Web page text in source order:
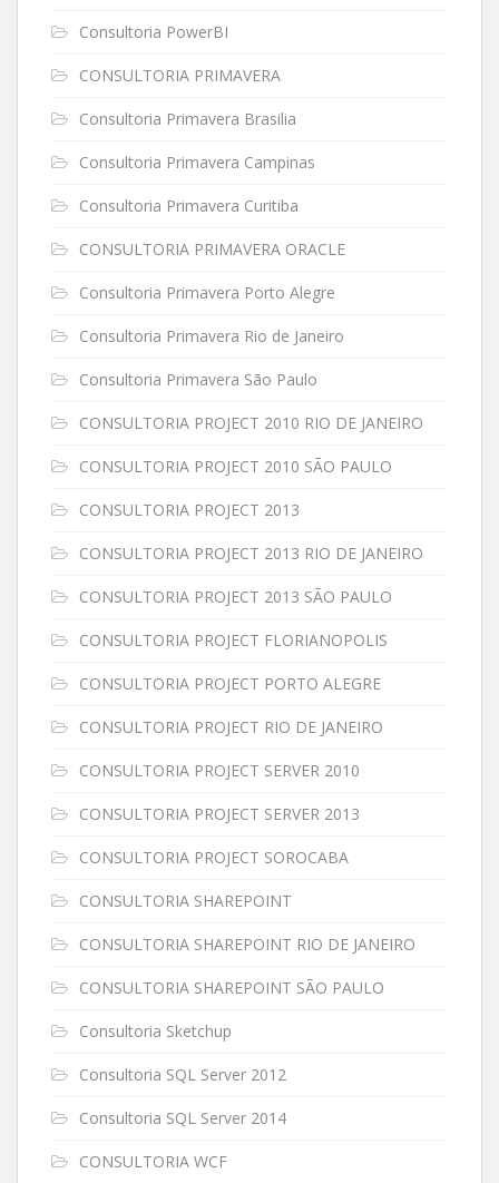
Consultoria PowerBI
CONSULTORIA PRIMAVERA
Consultoria Primavera Brasilia
Consultoria Primavera Campinas
Consultoria Primavera Curitiba
CONSULTORIA PRIMAVERA ORACLE
Consultoria Primavera Porto Alegre
Consultoria Primavera Rio de Janeiro
Consultoria Primavera São Paulo
CONSULTORIA PROJECT 2010 RIO DE JANEIRO
CONSULTORIA PROJECT 2010 SÃO PAULO
CONSULTORIA PROJECT 2013
CONSULTORIA PROJECT 2013 RIO DE JANEIRO
CONSULTORIA PROJECT 2013 SÃO PAULO
CONSULTORIA PROJECT FLORIANOPOLIS
CONSULTORIA PROJECT PORTO ALEGRE
CONSULTORIA PROJECT RIO DE JANEIRO
CONSULTORIA PROJECT SERVER 2010
CONSULTORIA PROJECT SERVER 2013
CONSULTORIA PROJECT SOROCABA
CONSULTORIA SHAREPOINT
CONSULTORIA SHAREPOINT RIO DE JANEIRO
CONSULTORIA SHAREPOINT SÃO PAULO
Consultoria Sketchup
Consultoria SQL Server 2012
Consultoria SQL Server 2014
CONSULTORIA WCF